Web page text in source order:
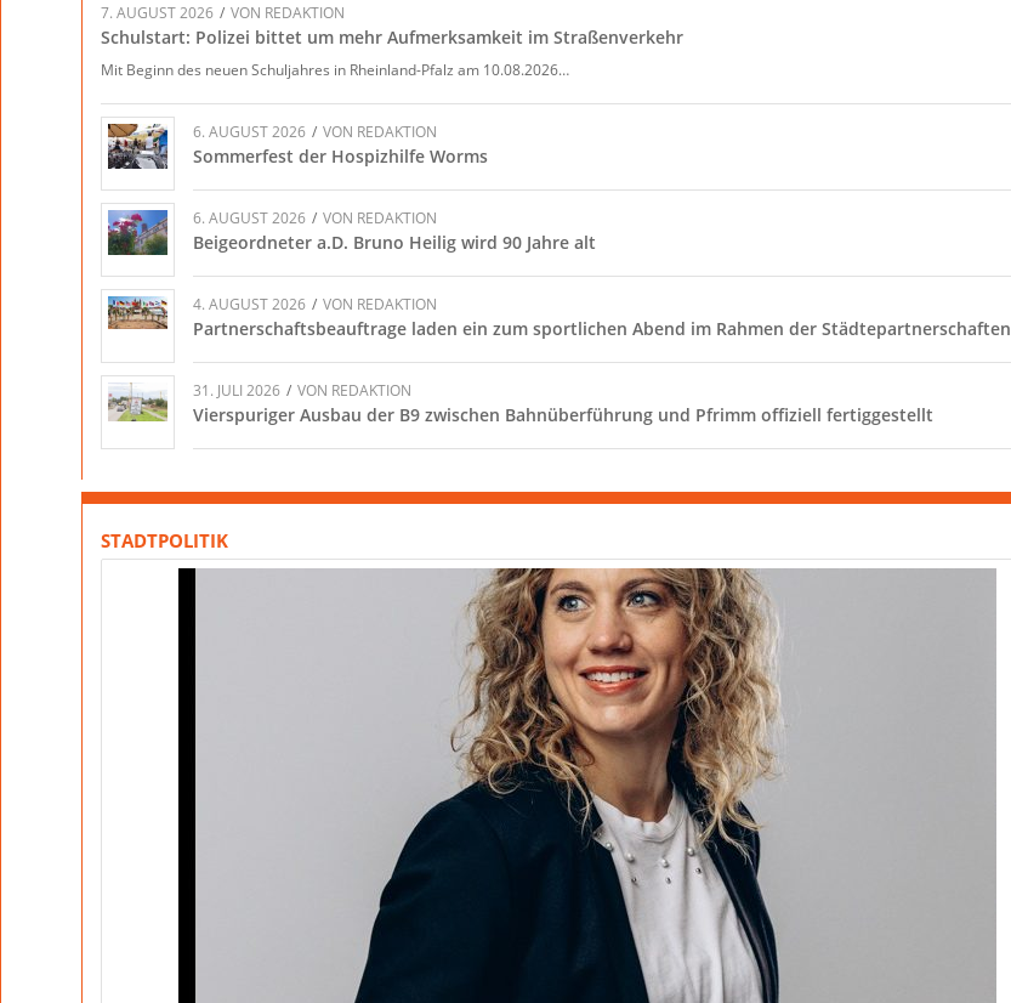
7. AUGUST 2026 / VON REDAKTION
Schulstart: Polizei bittet um mehr Aufmerksamkeit im Straßenverkehr
Mit Beginn des neuen Schuljahres in Rheinland-Pfalz am 10.08.2026…
6. AUGUST 2026 / VON REDAKTION
Sommerfest der Hospizhilfe Worms
6. AUGUST 2026 / VON REDAKTION
Beigeordneter a.D. Bruno Heilig wird 90 Jahre alt
4. AUGUST 2026 / VON REDAKTION
Partnerschaftsbeauftrage laden ein zum sportlichen Abend im Rahmen der Städtepartnerschaften
31. JULI 2026 / VON REDAKTION
Vierspuriger Ausbau der B9 zwischen Bahnüberführung und Pfrimm offiziell fertiggestellt
STADTPOLITIK